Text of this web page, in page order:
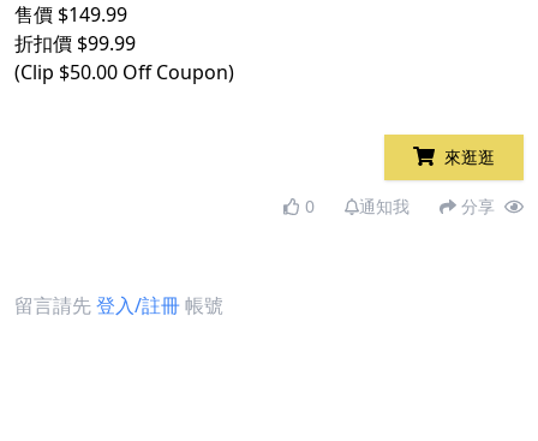
售價 $149.99
折扣價 $99.99
(Clip $50.00 Off Coupon)
來逛逛
0 通知我 分享
留言請先登入/註冊帳號